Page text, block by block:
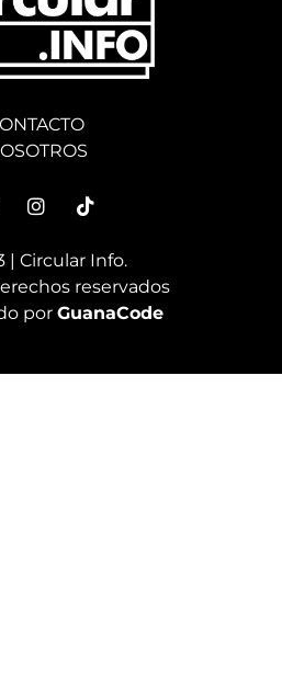
| Circular Info.
reservados
por GuanaCode